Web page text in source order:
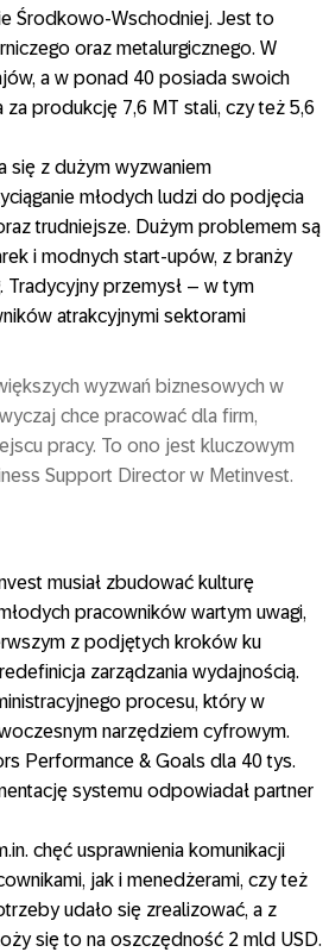
Środkowo-Wschodniej. Jest to
oraz metalurgicznego. W
a w ponad 40 posiada swoich
produkcję 7,6 MT stali, czy też 5,6
się z dużym wyzwaniem
młodych ludzi do podjęcia
trudniejsze. Dużym problemem są
i modnych start-upów, z branży
Tradycyjny przemysł – w tym
atrakcyjnymi sektorami
wyzwań biznesowych w
chce pracować dla firm,
pracy. To ono jest kluczowym
Support Director w Metinvest.
musiał zbudować kulturę
pracowników wartym uwagi,
z podjętych kroków ku
zarządzania wydajnością.
procesu, który w
narzędziem cyfrowym.
Performance & Goals dla 40 tys.
systemu odpowiadał partner
chęć usprawnienia komunikacji
jak i menedżerami, czy też
udało się zrealizować, a z
się to na oszczędność 2 mld USD.